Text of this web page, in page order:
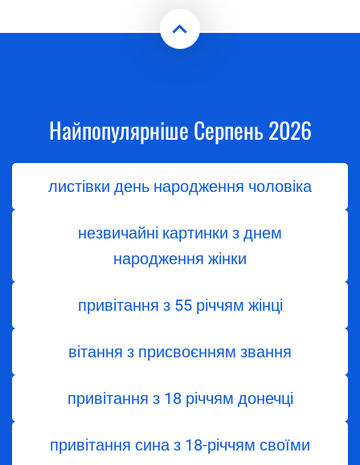
Найпопулярніше Серпень 2026
листівки день народження чоловіка
незвичайні картинки з днем
народження жінки
привітання з 55 річчям жінці
вітання з присвоєнням звання
привітання з 18 річчям донечці
привітання сина з 18-річчям своїми